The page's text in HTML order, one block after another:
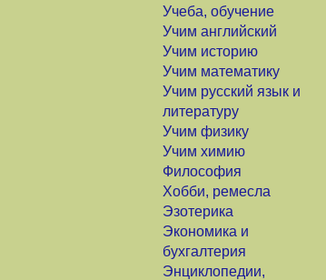
Учеба, обучение
Учим английский
Учим историю
Учим математику
Учим русский язык и
литературу
Учим физику
Учим химию
Философия
Хобби, ремесла
Эзотерика
Экономика и
бухгалтерия
Энциклопедии,